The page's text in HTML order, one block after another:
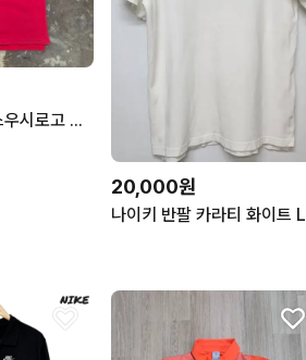
L) 나이키 스몰 스우시로고 반팔 카라티 카라 티셔츠
20,000원
나이키 반팔 카라티 화이트 L